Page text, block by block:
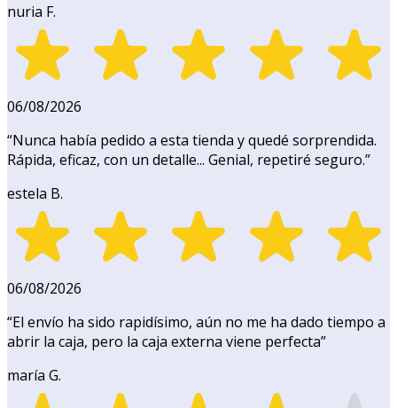
nuria F.
06/08/2026
“Nunca había pedido a esta tienda y quedé sorprendida.
Rápida, eficaz, con un detalle... Genial, repetiré seguro.”
estela B.
06/08/2026
“El envío ha sido rapidísimo, aún no me ha dado tiempo a
abrir la caja, pero la caja externa viene perfecta”
maría G.